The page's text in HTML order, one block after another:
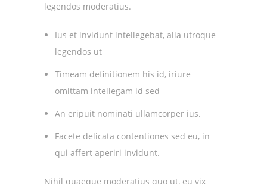
legendos moderatius.
Ius et invidunt intellegebat, alia utroque
legendos ut
Timeam definitionem his id, iriure
omittam intellegam id sed
An eripuit nominati ullamcorper ius.
Facete delicata contentiones sed eu, in
qui affert aperiri invidunt.
Nihil quaeque moderatius quo ut, eu vix